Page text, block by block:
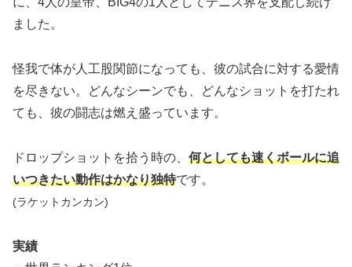
ました。
怪我で体が人工股関節になっても、彼の試合に対する愛情
を尽きない。どんなシーンでも、どんなショットを打たれ
ても、彼の闘志は燃え盛っています。
ドロップショットを拾う時の、 何としても速くボールに追
いつきたい動作はかなり独特です。
(ラケットカンカン)
実績